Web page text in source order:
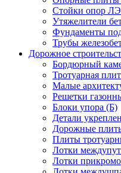
Стойки опор
Утяжелители
Фундаменты
Трубы
Дорожное
Бордюрный
Тротуарная
Малые
Решетки
Блоки упора (Б)
Детали
Дорожные
Плиты
Лотки
Лотки